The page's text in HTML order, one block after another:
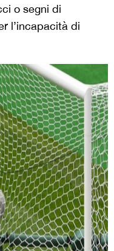
o segni di
l’incapacità di